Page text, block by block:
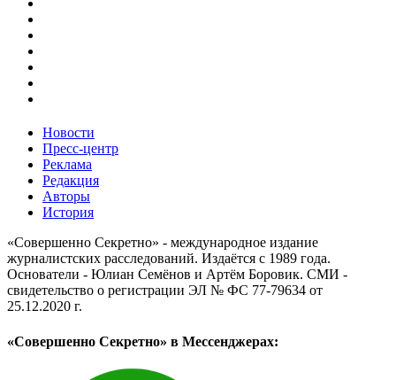
Новости
Пресс-центр
Реклама
Редакция
Авторы
История
«Совершенно Секретно» - международное издание
журналистских расследований. Издаётся с 1989 года.
Основатели - Юлиан Семёнов и Артём Боровик. CМИ -
свидетельство о регистрации ЭЛ № ФС 77-79634 от
25.12.2020 г.
«Совершенно Секретно» в Мессенджерах: